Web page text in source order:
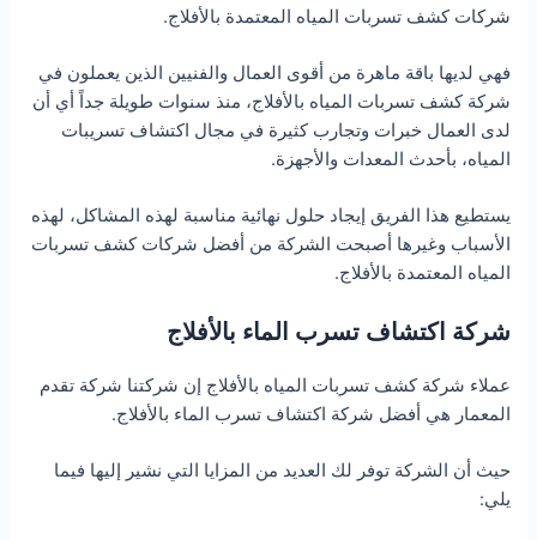
شركات كشف تسربات المياه المعتمدة بالأفلاج.
فهي لديها باقة ماهرة من أقوى العمال والفنيين الذين يعملون في
شركة كشف تسربات المياه بالأفلاج، منذ سنوات طويلة جداً أي أن
لدى العمال خبرات وتجارب كثيرة في مجال اكتشاف تسريبات
المياه، بأحدث المعدات والأجهزة.
يستطيع هذا الفريق إيجاد حلول نهائية مناسبة لهذه المشاكل، لهذه
الأسباب وغيرها أصبحت الشركة من أفضل شركات كشف تسربات
المياه المعتمدة بالأفلاج.
شركة اكتشاف تسرب الماء بالأفلاج
عملاء شركة كشف تسربات المياه بالأفلاج إن شركتنا شركة تقدم
المعمار هي أفضل شركة اكتشاف تسرب الماء بالأفلاج.
حيث أن الشركة توفر لك العديد من المزايا التي نشير إليها فيما
يلي: